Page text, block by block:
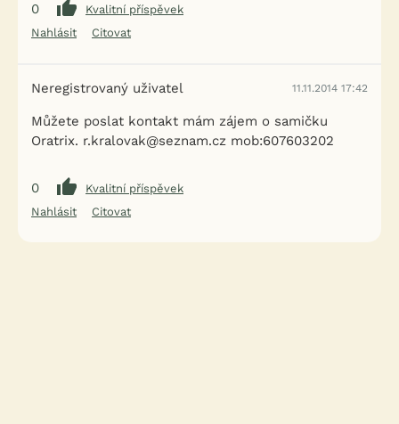
0
Kvalitní příspěvek
Nahlásit
Citovat
Neregistrovaný uživatel 11.11.2014 17:42
Můžete poslat kontakt mám zájem o samičku
Oratrix. r.kralovak@seznam.cz mob:607603202
0
Kvalitní příspěvek
Nahlásit
Citovat